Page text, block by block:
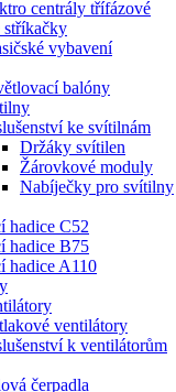
centrály třífázové
vybavení
balóny
ke svítilnám
Držáky svítilen
Žárovkové moduly
Nabíječky pro svítilny
hadice C52
hadice B75
hadice A110
ventilátory
k ventilátorům
čerpadla